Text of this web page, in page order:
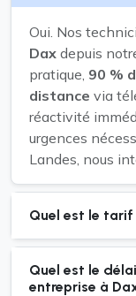
Oui. Nos
Dax depuis
pratique, 90 %
distance via
réactivité
urgences
Landes, nous
Quel est le
Quel est le
entreprise à